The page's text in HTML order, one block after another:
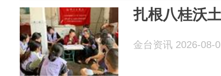
扎根八桂沃
金台资讯 2026-08-